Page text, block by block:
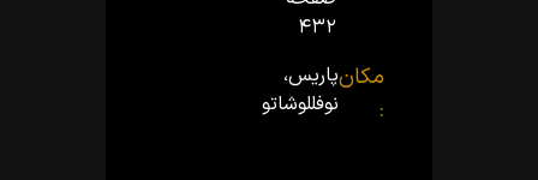
۴۳۲
مکان
:
پاریس،
نوفل‏لوشاتو